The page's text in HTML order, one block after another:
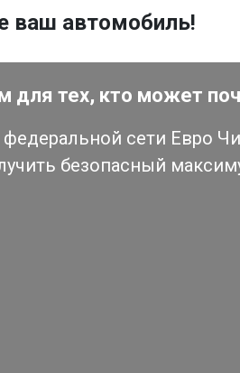
ваш автомобиль!
для тех, кто может
сети Евро
безопасный